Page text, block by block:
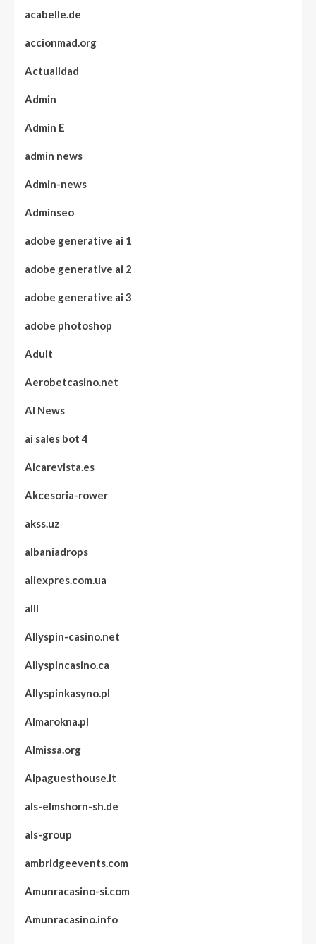
acabelle.de
accionmad.org
Actualidad
Admin
Admin E
admin news
Admin-news
Adminseo
adobe generative ai 1
adobe generative ai 2
adobe generative ai 3
adobe photoshop
Adult
Aerobetcasino.net
AI News
ai sales bot 4
Aicarevista.es
Akcesoria-rower
akss.uz
albaniadrops
aliexpres.com.ua
alll
Allyspin-casino.net
Allyspincasino.ca
Allyspinkasyno.pl
Almarokna.pl
Almissa.org
Alpaguesthouse.it
als-elmshorn-sh.de
als-group
ambridgeevents.com
Amunracasino-si.com
Amunracasino.info